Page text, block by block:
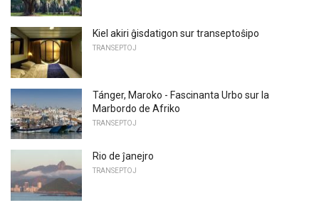
Kiel akiri ĝisdatigon sur transeptoŝipo
TRANSEPTOJ
Tánger, Maroko - Fascinanta Urbo sur la
Marbordo de Afriko
TRANSEPTOJ
Rio de ĵanejro
TRANSEPTOJ